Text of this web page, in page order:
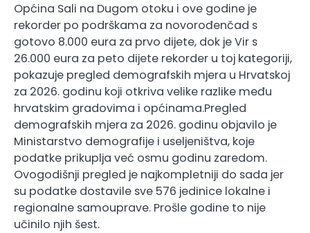
Općina Sali na Dugom otoku i ove godine je
rekorder po podrškama za novorođenčad s
gotovo 8.000 eura za prvo dijete, dok je Vir s
26.000 eura za peto dijete rekorder u toj kategoriji,
pokazuje pregled demografskih mjera u Hrvatskoj
za 2026. godinu koji otkriva velike razlike među
hrvatskim gradovima i općinama.Pregled
demografskih mjera za 2026. godinu objavilo je
Ministarstvo demografije i useljeništva, koje
podatke prikuplja već osmu godinu zaredom.
Ovogodišnji pregled je najkompletniji do sada jer
su podatke dostavile sve 576 jedinice lokalne i
regionalne samouprave. Prošle godine to nije
učinilo njih šest.